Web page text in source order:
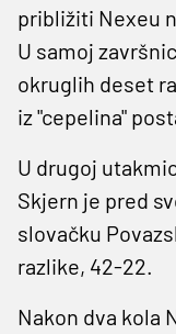
približiti Nexeu
U samoj
okruglih deset
iz "cepelina"
U drugoj
Skjern je pred
slovačku
razlike, 42-22.
Nakon dva kola